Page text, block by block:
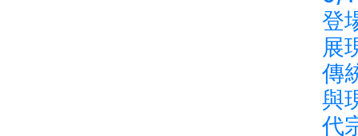
登
展
傳
與
代